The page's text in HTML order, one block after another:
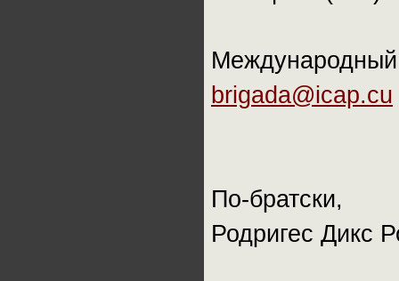
brigada@icap.cu
По-братски,
Родригес Дикс